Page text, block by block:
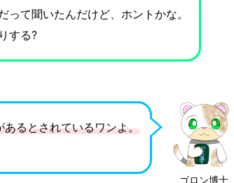
て聞いたんだけど、ホントかな。
する?
ゴロン博士
るとされているワンよ。